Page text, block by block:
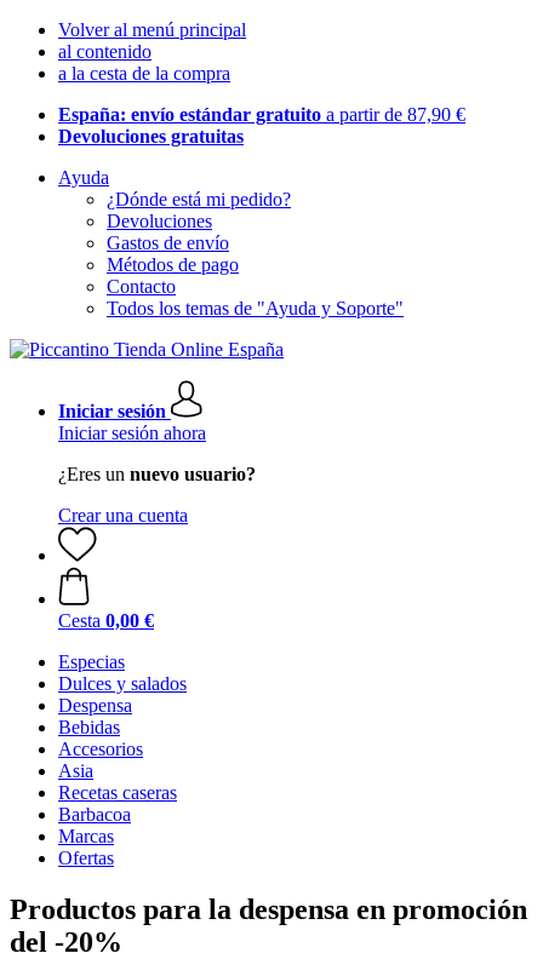
Volver al menú principal
al contenido
a la cesta de la compra
España: envío estándar gratuito a partir de 87,90 €
Devoluciones gratuitas
Ayuda
¿Dónde está mi pedido?
Devoluciones
Gastos de envío
Métodos de pago
Contacto
Todos los temas de "Ayuda y Soporte"
Iniciar sesión
Iniciar sesión ahora
¿Eres un nuevo usuario?
Crear una cuenta
Cesta 0,00 €
Especias
Dulces y salados
Despensa
Bebidas
Accesorios
Asia
Recetas caseras
Barbacoa
Marcas
Ofertas
Productos para la despensa en promoción
del -20%